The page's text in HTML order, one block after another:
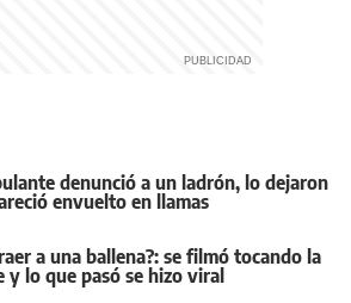
denunció a un ladrón, lo dejaron
envuelto en llamas
a una ballena?: se filmó tocando la
lo que pasó se hizo viral